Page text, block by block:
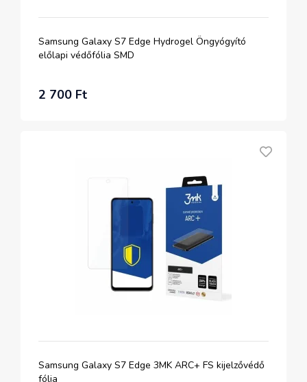
Samsung Galaxy S7 Edge Hydrogel Öngyógyító
előlapi védőfólia SMD
2 700 Ft
Samsung Galaxy S7 Edge 3MK ARC+ FS kijelzővédő
fólia